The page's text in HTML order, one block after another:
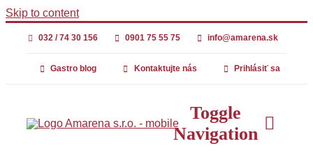
Skip to content
032 / 74 30 156 0901 75 55 75 info@amarena.sk
Gastro blog Kontaktujte nás Prihlásiť sa
Toggle
Navigation